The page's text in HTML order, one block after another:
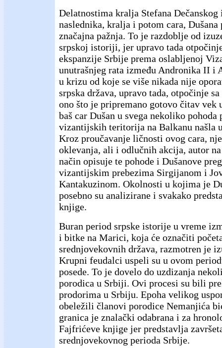
Delatnostima kralja Stefana Dečanskog
naslednika, kralja i potom cara, Dušana
značajna pažnja. To je razdoblje od
srpskoj istoriji, jer upravo tada
ekspanzije Srbije prema oslabljenoj
unutrašnjeg rata između Andronika II i
u krizu od koje se više nikada nije
srpska država, upravo tada, otpočinje
ono što je pripremano gotovo čitav vek
baš car Dušan u svega nekoliko
vizantijskih teritorija na Balkanu našla
Kroz proučavanje ličnosti ovog cara,
oklevanja, ali i odlučnih akcija, autor
način opisuje te pohode i Dušanove
vizantijskim prebezima Sirgijanom i
Kantakuzinom. Okolnosti u kojima je
posebno su analizirane i svakako
knjige.
Buran period srpske istorije u vreme
i bitke na Marici, koja će označiti
srednjovekovnih država, razmotren je
Krupni feudalci uspeli su u ovom
posede. To je dovelo do uzdizanja
porodica u Srbiji. Ovi procesi su bili
prodorima u Srbiju. Epoha velikog
obeležili članovi porodice Nemanjića
granica je znalački odabrana i za
Fajfrićeve knjige jer predstavlja
srednjovekovnog perioda Srbije.